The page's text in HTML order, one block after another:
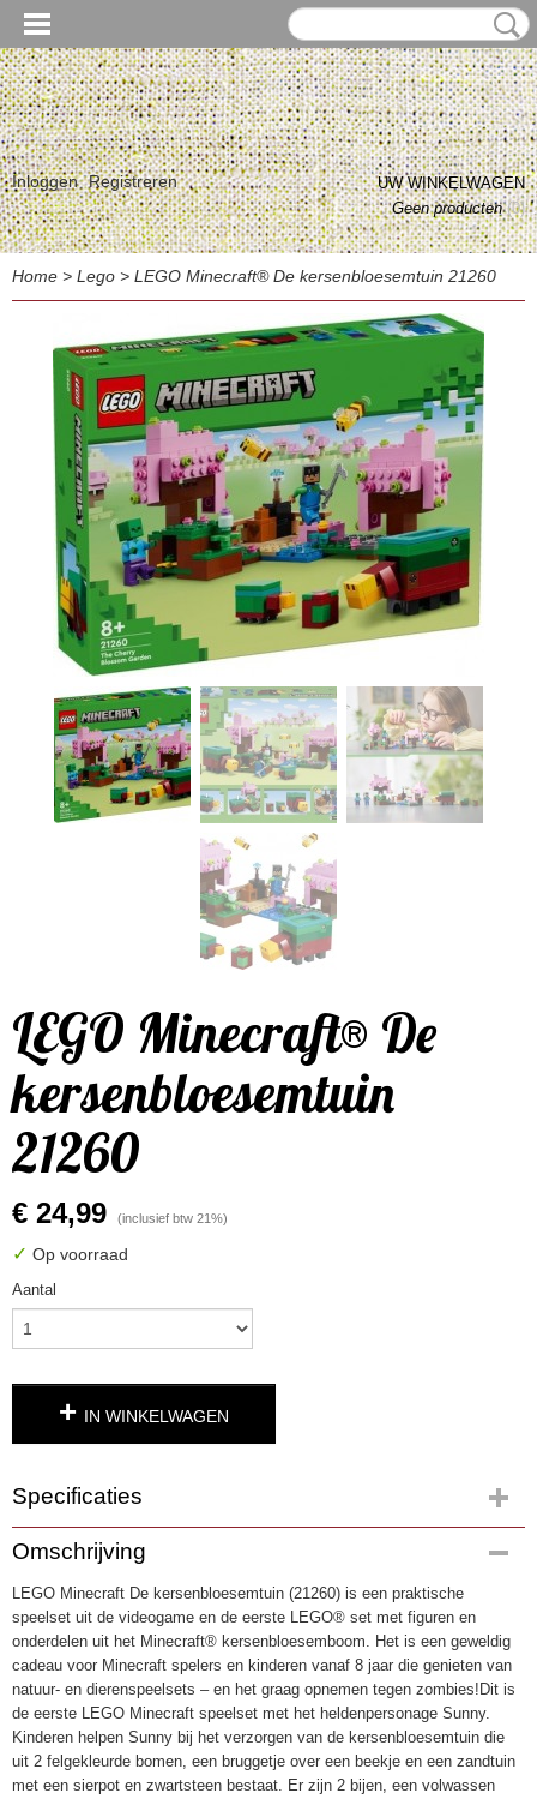
Inloggen Registreren
UW WINKELWAGEN
Geen producten(0)
Home > Lego > LEGO Minecraft® De kersenbloesemtuin 21260
LEGO Minecraft® De
kersenbloesemtuin
21260
€ 24,99 (inclusief btw 21%)
✓ Op voorraad
Aantal
IN WINKELWAGEN
Specificaties
Productcode
4983
EAN code
5702017583365
Omschrijving
LEGO Minecraft De kersenbloesemtuin (21260) is een praktische
speelset uit de videogame en de eerste LEGO® set met figuren en
onderdelen uit het Minecraft® kersenbloesemboom. Het is een geweldig
cadeau voor Minecraft spelers en kinderen vanaf 8 jaar die genieten van
natuur- en dierenspeelsets – en het graag opnemen tegen zombies!Dit is
de eerste LEGO Minecraft speelset met het heldenpersonage Sunny.
Kinderen helpen Sunny bij het verzorgen van de kersenbloesemtuin die
uit 2 felgekleurde bomen, een bruggetje over een beekje en een zandtuin
met een sierpot en zwartsteen bestaat. Er zijn 2 bijen, een volwassen